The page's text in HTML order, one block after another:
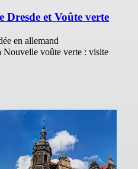
Dresde et Voûte verte
en allemand
Nouvelle voûte verte : visite